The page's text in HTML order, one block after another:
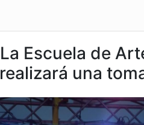
La Escuela de
realizará una